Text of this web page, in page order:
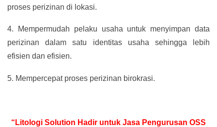
proses perizinan di lokasi.
4.
Mempermudah pelaku usaha untuk menyimpan data
perizinan dalam satu identitas usaha sehingga lebih
efisien dan efisien.
5. Mempercepat proses perizinan birokrasi.
“Litologi Solution Hadir untuk Jasa Pengurusan OSS